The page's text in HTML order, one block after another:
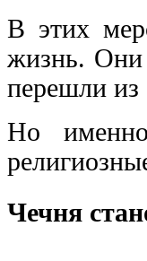
В этих
жизнь. Они
перешли из
Но
Чечня